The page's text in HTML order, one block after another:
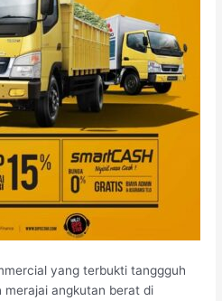
yang terbukti tanggguh
merajai angkutan berat di